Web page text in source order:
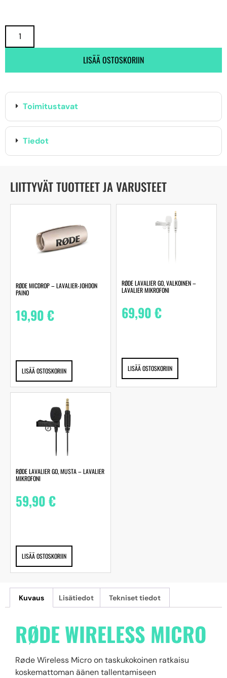
LISÄÄ OSTOSKORIIN
Toimitustavat
Tiedot
LIITTYVÄT TUOTTEET JA VARUSTEET
RØDE MICDROP – LAVALIER-JOHDON
PAINO
19,90€
LISÄÄ OSTOSKORIIN
RØDE LAVALIER GO, VALKOINEN –
LAVALIER MIKROFONI
69,90€
LISÄÄ OSTOSKORIIN
RØDE LAVALIER GO, MUSTA – LAVALIER
MIKROFONI
59,90€
LISÄÄ OSTOSKORIIN
Kuvaus Lisätiedot Tekniset tiedot
RØDE WIRELESS MICRO
Røde Wireless Micro on taskukokoinen ratkaisu
koskemattoman äänen tallentamiseen